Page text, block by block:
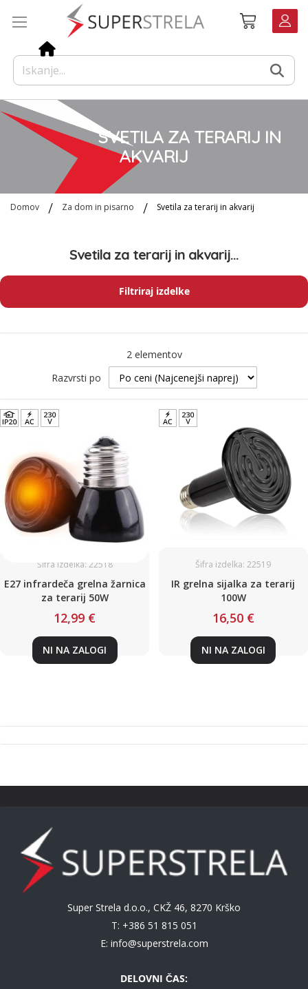
Košarica
SVETILA ZA TERARIJ IN
AKVARIJ
Domov Za dom in pisarno Svetila za terarij in akvarij
Svetila za terarij in akvarij...
Filtriraj izdelke
2 elementov
Razvrsti po
Šifra izdelka: 22518
E27 infrardeča grelna žarnica
za terarij 50W
12,99 €
NI NA ZALOGI
Šifra izdelka: 22519
IR grelna sijalka za terarij
100W
16,50 €
NI NA ZALOGI
Super Strela d.o.o., CKŽ 46, 8270 Krško
T: +386 51 815 051
E: info@superstrela.com
DELOVNI ČAS: